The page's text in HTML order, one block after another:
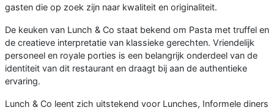
gasten die op zoek zijn naar kwaliteit en originaliteit.
De keuken van Lunch & Co staat bekend om Pasta met truffel en
de creatieve interpretatie van klassieke gerechten. Vriendelijk
personeel en royale porties is een belangrijk onderdeel van de
identiteit van dit restaurant en draagt bij aan de authentieke
ervaring.
Lunch & Co leent zich uitstekend voor Lunches, Informele diners